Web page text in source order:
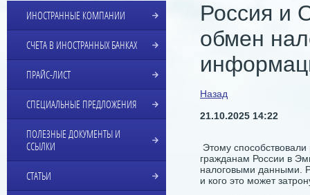
Россия и
обмен
Назад
21.10.2025 14:22
Этому
гражданам России в
налоговыми данными.
и кого это может
ИНОСТРАННЫЕ КОМПАНИИ
СЧЕТА В ИНОСТРАННЫХ БАНКАХ
ПРАЙС-ЛИСТ
СПЕЦИАЛЬНЫЕ ПРЕДЛОЖЕНИЯ
ПОЛЕЗНЫЕ ДОКУМЕНТЫ И
ССЫЛКИ
СТАТЬИ